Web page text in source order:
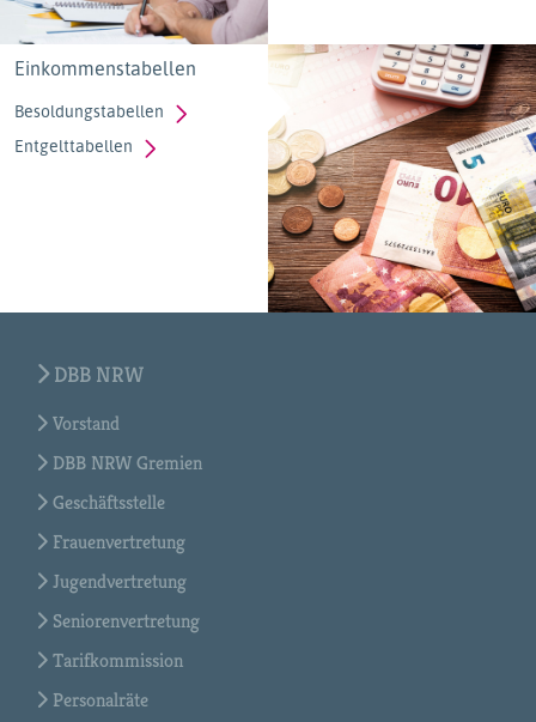
Einkommenstabellen
Besoldungstabellen
Entgelttabellen
DBB NRW
Vorstand
DBB NRW Gremien
Geschäftsstelle
Frauenvertretung
Jugendvertretung
Seniorenvertretung
Tarifkommission
Personalräte